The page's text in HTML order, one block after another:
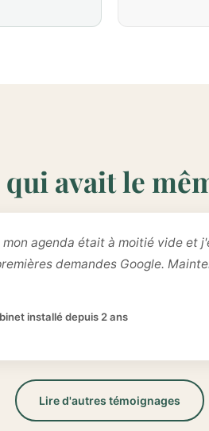
avait le
agenda était à moitié vide et
demandes Google.
installé depuis 2 ans
Lire d'autres témoignages